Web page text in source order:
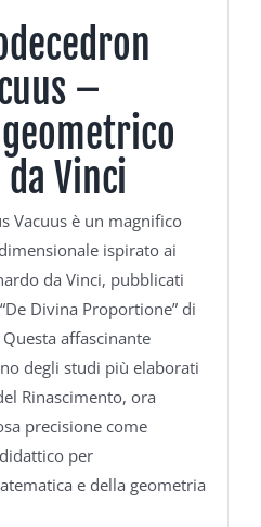
–
Vinci
Vacuus è un magnifico
ispirato ai
da Vinci, pubblicati
Divina Proportione” di
affascinante
degli studi più elaborati
Rinascimento, ora
precisione come
per
e della geometria